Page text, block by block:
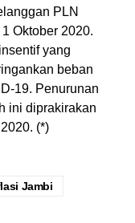
PLN
Oktober 2020.
yang
beban
19. Penurunan
ini diprakirakan
(*)
Jambi